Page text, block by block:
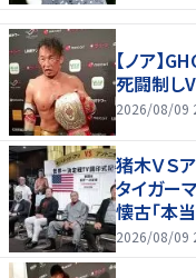
【ノア】
死闘制しV
2026/08/09
猪木ＶＳ
タイガー
懐古「本
歯がゆさ
2026/08/09